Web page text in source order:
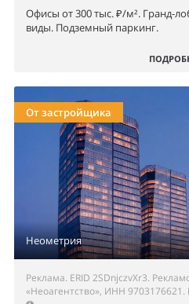
Офисы от 300 тыс. ₽/м². Гранд-
виды. Подземный паркинг.
Неометрия
От застройщика
Реклама. ERID 2SDnjczvXr3.
«Неоагентство», ИНН 9703176621.